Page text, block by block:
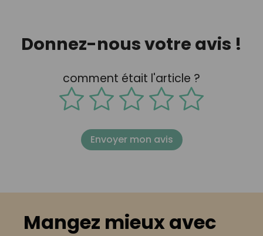
Donnez-nous votre avis !
comment était l'article ?
Envoyer mon avis
Mangez mieux avec